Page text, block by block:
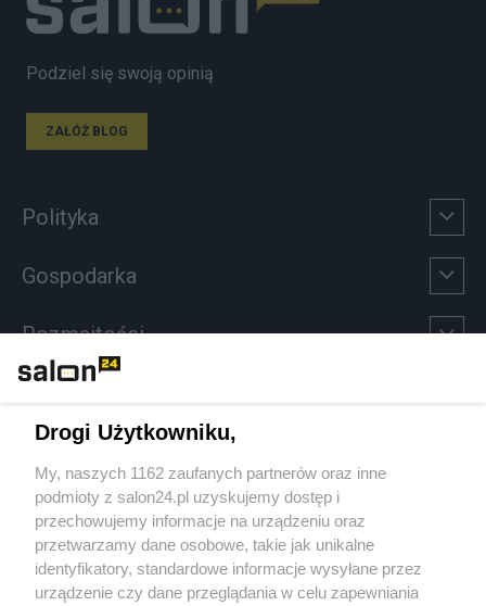
Podziel się swoją opinią
ZAŁÓŻ BLOG
Polityka
Gospodarka
Rozmaitości
Sport
Społeczeństwo
Kultura
Drogi Użytkowniku,
My, naszych 1162 zaufanych partnerów oraz inne
podmioty z salon24.pl uzyskujemy dostęp i
przechowujemy informacje na urządzeniu oraz
przetwarzamy dane osobowe, takie jak unikalne
identyfikatory, standardowe informacje wysyłane przez
urządzenie czy dane przeglądania w celu zapewniania